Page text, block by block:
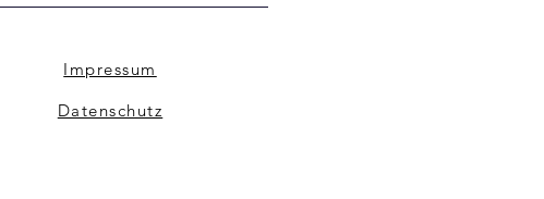
Impressum
Datenschutz